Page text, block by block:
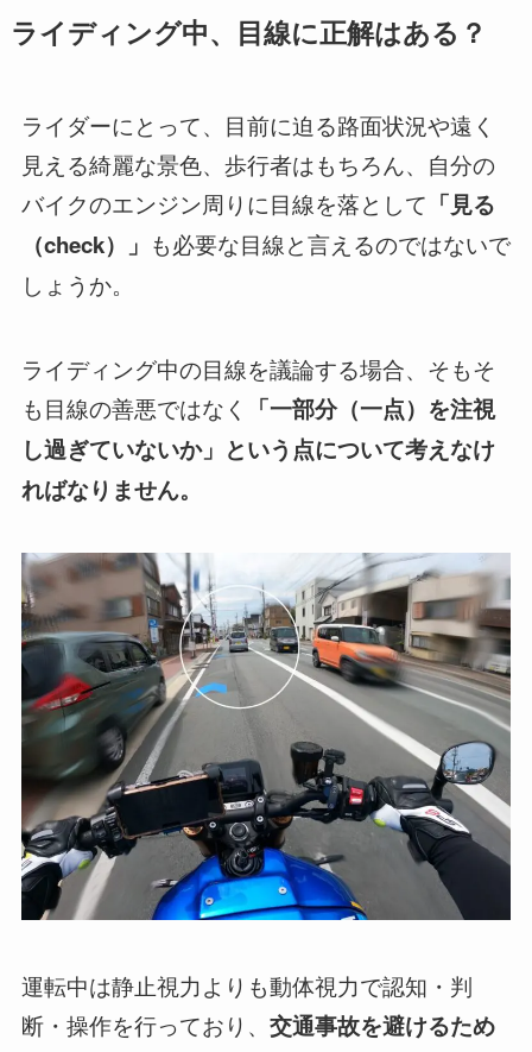
ライディング中、目線に正解はある？
ライダーにとって、目前に迫る路面状況や遠く
見える綺麗な景色、歩行者はもちろん、自分の
バイクのエンジン周りに目線を落として 「見る
（check）」 も必要な目線と言えるのではないで
しょうか。
ライディング中の目線を議論する場合、そもそ
も目線の善悪ではなく
「一部分（一点）を注視
し過ぎていないか」という点について考えなけ
ればなりません。
運転中は静止視力よりも動体視力で認知・判
断・操作を行っており、 交通事故を避けるため